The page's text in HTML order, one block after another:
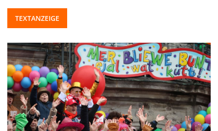
TEXTANZEIGE